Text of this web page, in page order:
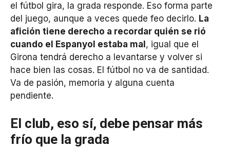
el fútbol gira, la grada responde. Eso forma parte
del juego, aunque a veces quede feo decirlo. La
afición tiene derecho a recordar quién se rió
cuando el Espanyol estaba mal , igual que el
Girona tendrá derecho a levantarse y volver si
hace bien las cosas. El fútbol no va de santidad.
Va de pasión, memoria y alguna cuenta
pendiente.
El club, eso sí, debe pensar más
frío que la grada